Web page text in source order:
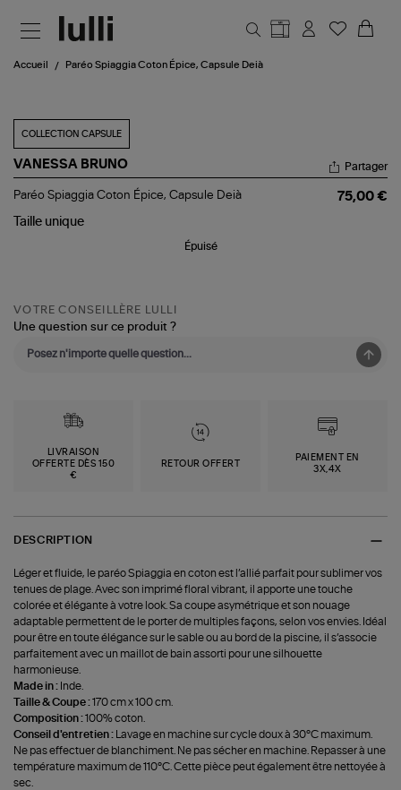
Accueil Paréo Spiaggia Coton Épice, Capsule Deià
COLLECTION CAPSULE
VANESSA BRUNO
Paréo
Coton
Partager
Paréo Spiaggia Coton Épice, Capsule Deià
75,00 €
Taille unique
Épuisé
VOTRE CONSEILLÈRE LULLI
Une question sur ce produit ?
LIVRAISON
OFFERTE DÈS 150
€
RETOUR OFFERT
PAIEMENT EN
3X,4X
DESCRIPTION
Léger et fluide, le paréo Spiaggia en coton est l’allié parfait pour sublimer vos
tenues de plage. Avec son imprimé floral vibrant, il apporte une touche
colorée et élégante à votre look. Sa coupe asymétrique et son nouage
adaptable permettent de le porter de multiples façons, selon vos envies. Idéal
pour être en toute élégance sur le sable ou au bord de la piscine, il s’associe
parfaitement avec un maillot de bain assorti pour une silhouette
harmonieuse.
Made in : Inde.
Taille & Coupe :170 cm x 100 cm.
Composition :100% coton.
Conseil d'entretien :
Lavage en machine sur cycle doux à 30°C maximum.
Ne pas effectuer de blanchiment. Ne pas sécher en machine. Repasser à une
température maximum de 110°C. Cette pièce peut également être nettoyée à
sec.